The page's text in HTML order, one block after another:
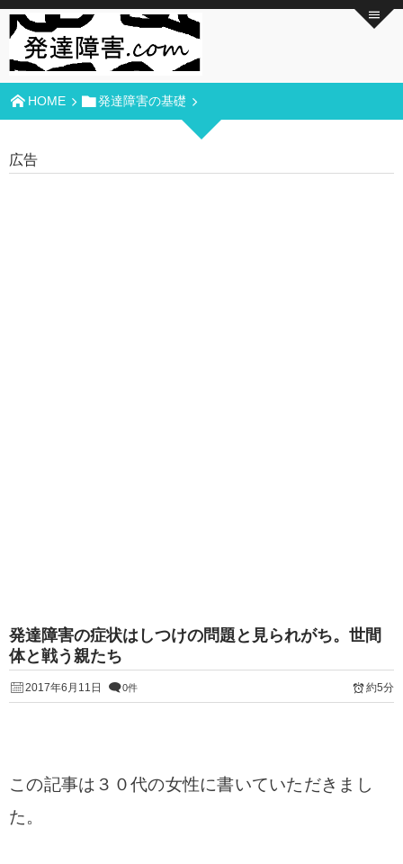
HOME 発達障害の基礎
広告
発達障害の症状はしつけの問題と見られがち。世間
体と戦う親たち
2017年6月11日 0件 約5分
この記事は３０代の女性に書いていただきまし
た。